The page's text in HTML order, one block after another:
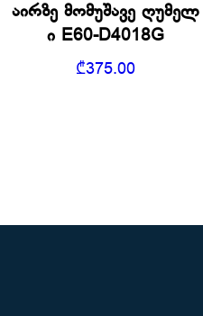
აირზე მომუშავე ღუმელ
ი E60-D4018G
₾375.00